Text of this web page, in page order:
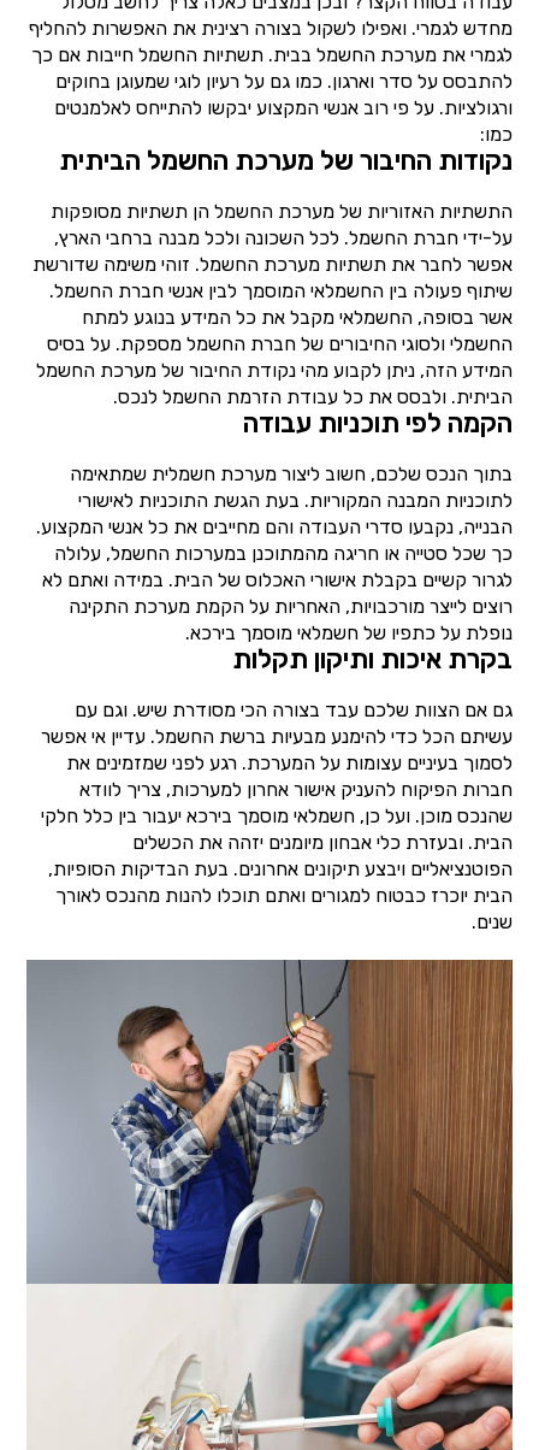
מחדש לגמרי. ואפילו לשקול בצורה רצינית את האפשרות להחליף
לגמרי את מערכת החשמל בבית. תשתיות החשמל חייבות אם כך
להתבסס על סדר וארגון. כמו גם על רעיון לוגי שמעוגן בחוקים
ורגולציות. על פי רוב אנשי המקצוע יבקשו להתייחס לאלמנטים
כמו:
נקודות החיבור של מערכת החשמל הביתית
התשתיות האזוריות של מערכת החשמל הן תשתיות מסופקות
על-ידי חברת החשמל. לכל השכונה ולכל מבנה ברחבי הארץ,
אפשר לחבר את תשתיות מערכת החשמל. זוהי משימה שדורשת
שיתוף פעולה בין החשמלאי המוסמך לבין אנשי חברת החשמל.
אשר בסופה, החשמלאי מקבל את כל המידע בנוגע למתח
החשמלי ולסוגי החיבורים של חברת החשמל מספקת. על בסיס
המידע הזה, ניתן לקבוע מהי נקודת החיבור של מערכת החשמל
הביתית. ולבסס את כל עבודת הזרמת החשמל לנכס.
הקמה לפי תוכניות עבודה
בתוך הנכס שלכם, חשוב ליצור מערכת חשמלית שמתאימה
לתוכניות המבנה המקוריות. בעת הגשת התוכניות לאישורי
הבנייה, נקבעו סדרי העבודה והם מחייבים את כל אנשי המקצוע.
כך שכל סטייה או חריגה מהמתוכנן במערכות החשמל, עלולה
לגרור קשיים בקבלת אישורי האכלוס של הבית. במידה ואתם לא
רוצים לייצר מורכבויות, האחריות על הקמת מערכת התקינה
נופלת על כתפיו של חשמלאי מוסמך בירכא.
בקרת איכות ותיקון תקלות
גם אם הצוות שלכם עבד בצורה הכי מסודרת שיש. וגם עם
עשיתם הכל כדי להימנע מבעיות ברשת החשמל. עדיין אי אפשר
לסמוך בעיניים עצומות על המערכת. רגע לפני שמזמינים את
חברות הפיקוח להעניק אישור אחרון למערכות, צריך לוודא
שהנכס מוכן. ועל כן, חשמלאי מוסמך בירכא יעבור בין כלל חלקי
הבית. ובעזרת כלי אבחון מיומנים יזהה את הכשלים
הפוטנציאליים ויבצע תיקונים אחרונים. בעת הבדיקות הסופיות,
הבית יוכרז כבטוח למגורים ואתם תוכלו להנות מהנכס לאורך
שנים.